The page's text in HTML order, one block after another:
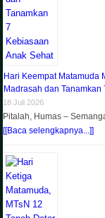
Hari Keempat Matamuda
Madrasah dan
18 Juli 2026
Pitalah, Humas –
[[Baca selengkapnya...]]